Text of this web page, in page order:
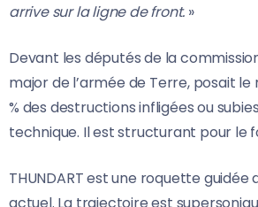
arrive sur la ligne de front. »
Devant les députés de la
major de l’armée de Terre, posait
% des destructions infligées ou
technique. Il est structurant pour le
THUNDART est une roquette guidée